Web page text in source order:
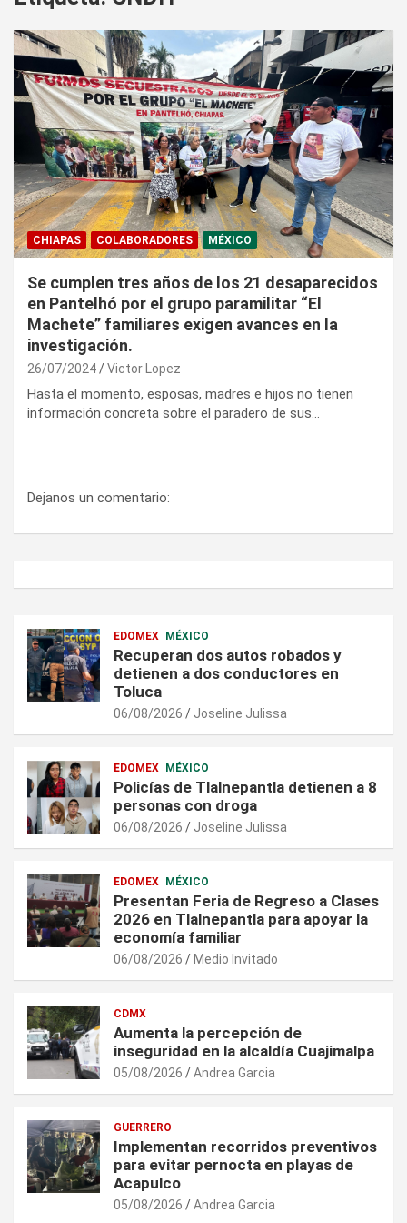
CHIAPAS COLABORADORES MÉXICO
Se cumplen tres años de los 21 desaparecidos
en Pantelhó por el grupo paramilitar “El
Machete” familiares exigen avances en la
investigación.
26/07/2024 Victor Lopez
Hasta el momento, esposas, madres e hijos no tienen
información concreta sobre el paradero de sus…
Dejanos un comentario:
EDOMEX MÉXICO
Recuperan dos autos robados y
detienen a dos conductores en
Toluca
06/08/2026 Joseline Julissa
EDOMEX MÉXICO
Policías de Tlalnepantla detienen a 8
personas con droga
06/08/2026 Joseline Julissa
EDOMEX MÉXICO
Presentan Feria de Regreso a Clases
2026 en Tlalnepantla para apoyar la
economía familiar
06/08/2026 Medio Invitado
CDMX
Aumenta la percepción de
inseguridad en la alcaldía Cuajimalpa
05/08/2026 Andrea Garcia
GUERRERO
Implementan recorridos preventivos
para evitar pernocta en playas de
Acapulco
05/08/2026 Andrea Garcia